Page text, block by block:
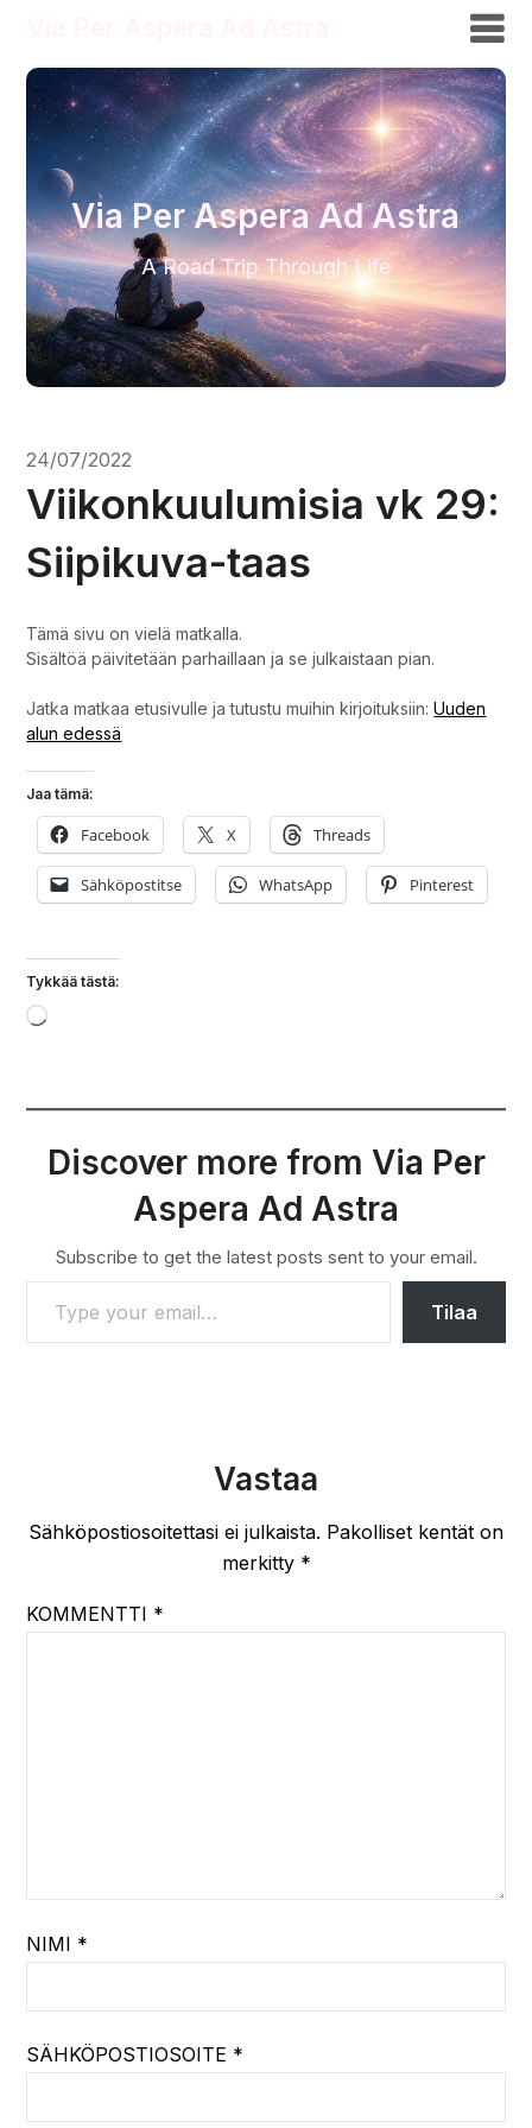
Via Per Aspera Ad Astra
A Road Trip Through Life
24/07/2022
Viikonkuulumisia vk 29:
Siipikuva-taas
Tämä sivu on vielä matkalla.
Sisältöä päivitetään parhaillaan ja se julkaistaan pian.
Jatka matkaa etusivulle ja tutustu muihin kirjoituksiin:Uuden
alun edessä
Jaa tämä:
Facebook X Threads
Sähköpostitse WhatsApp Pinterest
Tykkää tästä:
Loading…
Discover more from Via Per
Aspera Ad Astra
Subscribe to get the latest posts sent to your email.
TYPE YOUR EMAIL…
Tilaa
Vastaa
Sähköpostiosoitettasi ei julkaista. Pakolliset kentät on
merkitty *
KOMMENTTI *
NIMI *
SÄHKÖPOSTIOSOITE *